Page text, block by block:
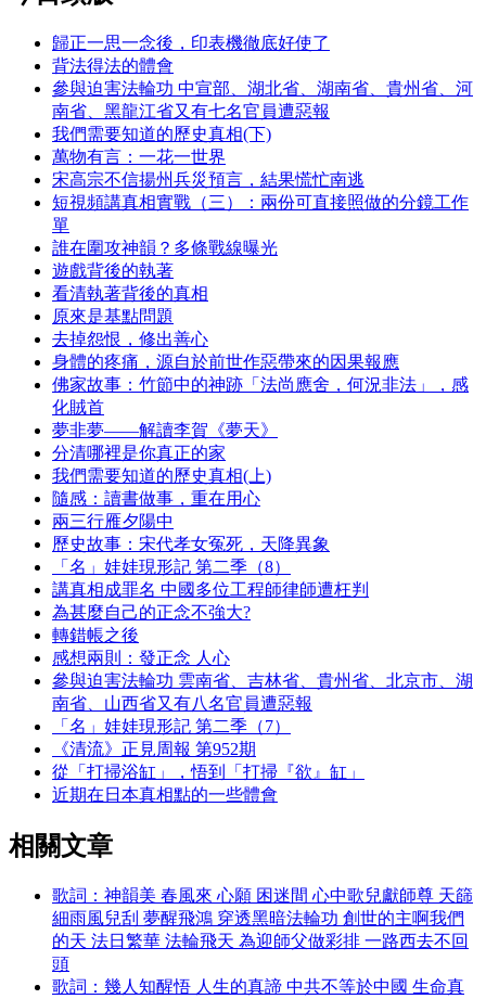
歸正一思一念後，印表機徹底好使了
背法得法的體會
參與迫害法輪功 中宣部、湖北省、湖南省、貴州省、河
南省、黑龍江省又有七名官員遭惡報
我們需要知道的歷史真相(下)
萬物有言：一花一世界
宋高宗不信揚州兵災預言，結果慌忙南逃
短視頻講真相實戰（三）：兩份可直接照做的分鏡工作
單
誰在圍攻神韻？多條戰線曝光
遊戲背後的執著
看清執著背後的真相
原來是基點問題
去掉怨恨，修出善心
身體的疼痛，源自於前世作惡帶來的因果報應
佛家故事：竹節中的神跡「法尚應舍，何況非法」，感
化賊首
夢非夢——解讀李賀《夢天》
分清哪裡是你真正的家
我們需要知道的歷史真相(上)
隨感：讀書做事，重在用心
兩三行雁夕陽中
歷史故事：宋代孝女冤死，天降異象
「名」娃娃現形記 第二季（8）
講真相成罪名 中國多位工程師律師遭枉判
為甚麼自己的正念不強大?
轉錯帳之後
感想兩則：發正念 人心
參與迫害法輪功 雲南省、吉林省、貴州省、北京市、湖
南省、山西省又有八名官員遭惡報
「名」娃娃現形記 第二季（7）
《清流》正見周報 第952期
從「打掃浴缸」，悟到「打掃『欲』缸」
近期在日本真相點的一些體會
相關文章
歌詞：神韻美 春風來 心願 困迷間 心中歌兒獻師尊 天篩
細雨風兒刮 夢醒飛鴻 穿透黑暗法輪功 創世的主啊我們
的天 法日繁華 法輪飛天 為迎師父做彩排 一路西去不回
頭
歌詞：幾人知醒悟 人生的真諦 中共不等於中國 生命真